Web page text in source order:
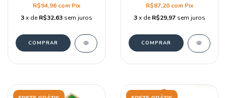
R$94,96 com Pix
3x deR$32,63 sem juros
R$87,20 com Pix
3x deR$29,97 sem juros